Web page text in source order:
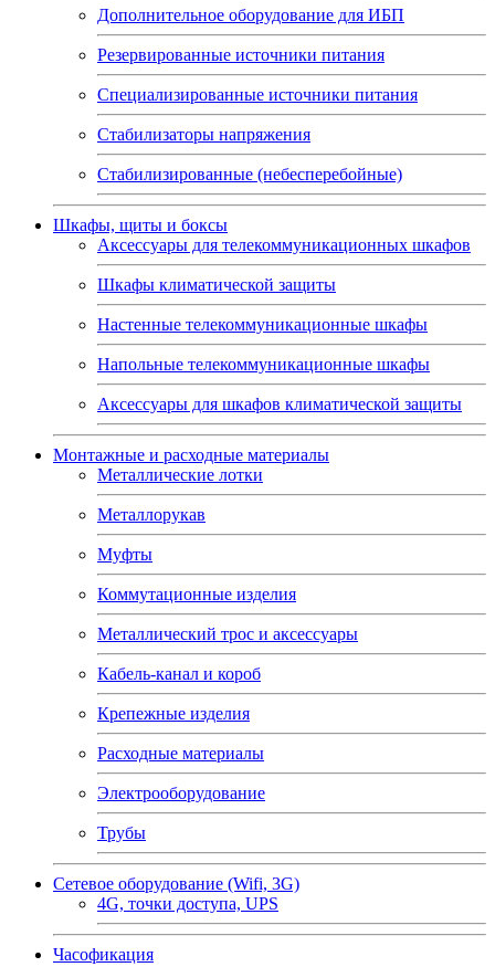
Дополнительное оборудование для ИБП
Резервированные источники питания
Специализированные источники питания
Стабилизаторы напряжения
Стабилизированные (небесперебойные)
Шкафы, щиты и боксы
Аксессуары для телекоммуникационных шкафов
Шкафы климатической защиты
Настенные телекоммуникационные шкафы
Напольные телекоммуникационные шкафы
Аксессуары для шкафов климатической защиты
Монтажные и расходные материалы
Металлические лотки
Металлорукав
Муфты
Коммутационные изделия
Металлический трос и аксессуары
Кабель-канал и короб
Крепежные изделия
Расходные материалы
Электрооборудование
Трубы
Сетевое оборудование (Wifi, 3G)
4G, точки доступа, UPS
Часофикация